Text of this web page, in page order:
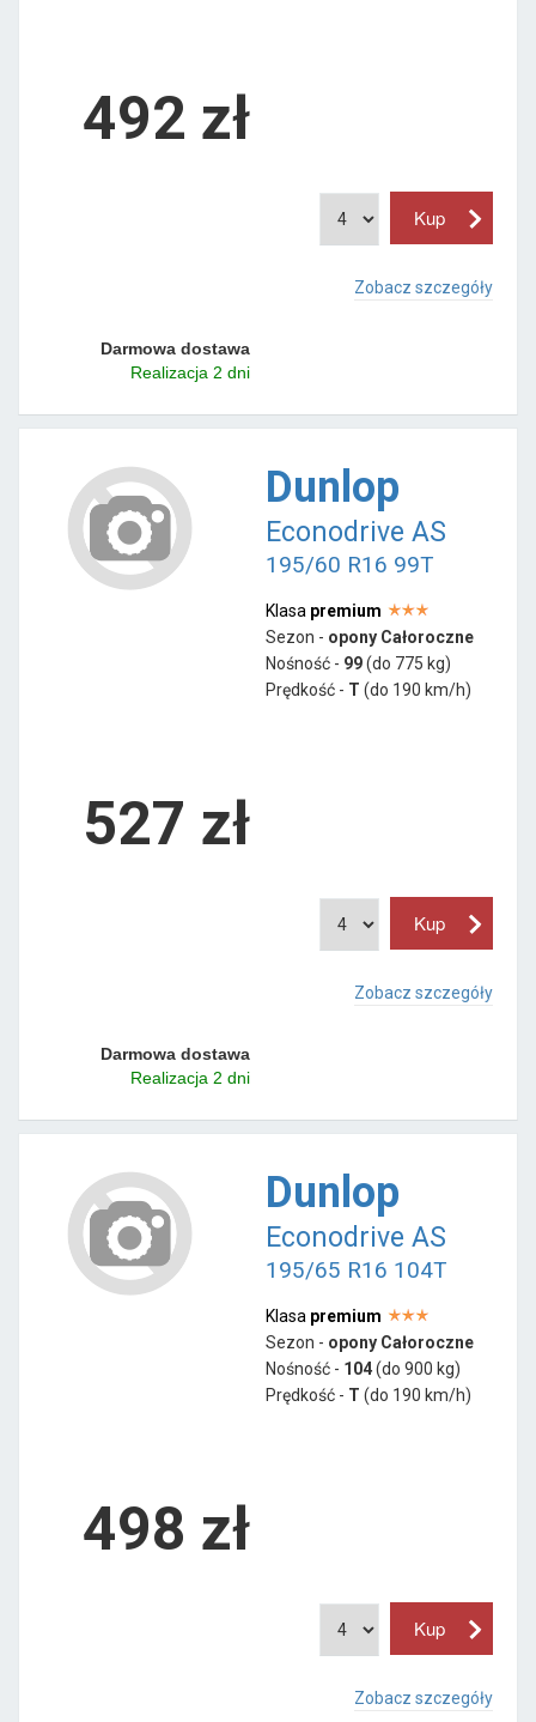
492 zł
Zobacz szczegóły
Darmowa dostawa
Realizacja 2 dni
Dunlop
Econodrive AS
195/60 R16 99T
Klasa premium
Sezon - opony Całoroczne
Nośność - 99(do 775 kg)
Prędkość - T (do 190 km/h)
527 zł
Zobacz szczegóły
Darmowa dostawa
Realizacja 2 dni
Dunlop
Econodrive AS
195/65 R16 104T
Klasa premium
Sezon - opony Całoroczne
Nośność - 104(do 900 kg)
Prędkość - T (do 190 km/h)
498 zł
Zobacz szczegóły